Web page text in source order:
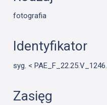
fotografia
Identyfikator
syg. <
Zasięg